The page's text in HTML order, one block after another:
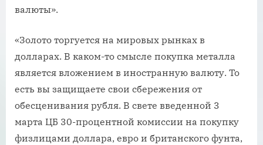
валюты».
«Золото торгуется на мировых рынках в
долларах. В каком-то смысле покупка металла
является вложением в иностранную валюту. То
есть вы защищаете свои сбережения от
обесценивания рубля. В свете введенной 3
марта ЦБ 30-процентной комиссии на покупку
физлицами доллара, евро и британского фунта,